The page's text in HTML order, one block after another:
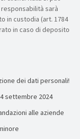
sarà
in custodia (art. 1784
in caso di deposito
dei dati personali!
settembre 2024
alle aziende